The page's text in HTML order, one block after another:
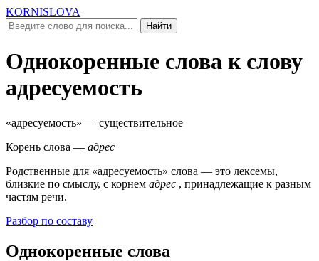
KORNISLOVA
Найти
Однокоренные слова к слову
адресуемость
«адресуемость» — существительное
Корень слова — адрес
Родственные для «адресуемость» слова — это лексемы,
близкие по смыслу, c корнем адрес , принадлежащие к разным
частям речи.
Разбор по составу
Однокоренные слова